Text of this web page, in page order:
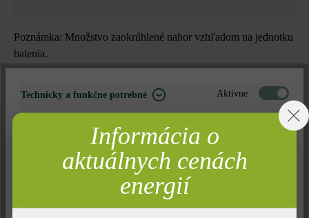
Poznámka: Množstvo zaokrúhlené nahor vzhľadom na jednotku
balenia.
Nájdite predajcu vo vašom okolí
Pridať do zoznamu želaní
Tlač stránky
Technicky a funkčne potrebné Aktívne
Neaktívne
Komfort (funkčnosť stránky)
Informácia o
aktuálnych cenách
energií